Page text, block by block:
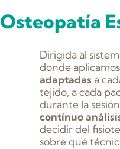
Osteopatía
Dirigida al
donde
adaptadas a
tejido, a cada
durante la
contínuo
decidir del
sobre qué